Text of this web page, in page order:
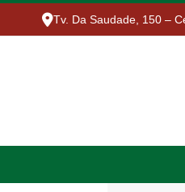
Tv. Da Saudade, 150 –